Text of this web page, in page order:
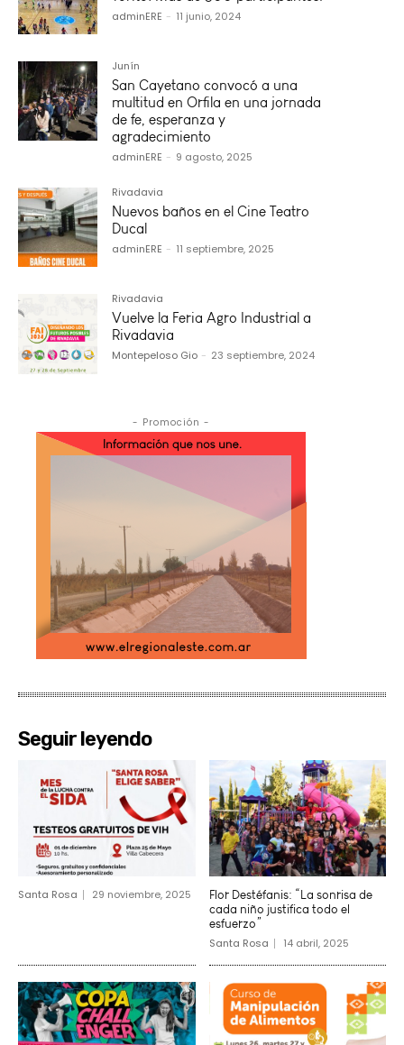
adminERE - 11 junio, 2024
Junín
San Cayetano convocó a una
multitud en Orfila en una jornada
de fe, esperanza y
agradecimiento
adminERE - 9 agosto, 2025
Rivadavia
Nuevos baños en el Cine Teatro
Ducal
adminERE - 11 septiembre, 2025
Rivadavia
Vuelve la Feria Agro Industrial a
Rivadavia
Montepeloso Gio - 23 septiembre, 2024
- Promoción -
Seguir leyendo
Santa Rosa 29 noviembre, 2025
Flor Destéfanis: “La sonrisa de
cada niño justifica todo el
esfuerzo”
Santa Rosa 14 abril, 2025